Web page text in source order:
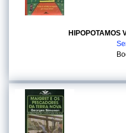
HIPOPOTAMOS